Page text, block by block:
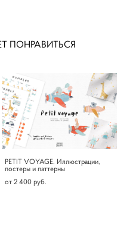
ПОНРАВИТЬСЯ
PETIT VOYAGE. Иллюстрации,
постеры и паттерны
от 2 400 pуб.